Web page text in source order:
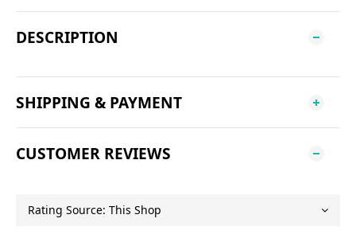
DESCRIPTION
SHIPPING & PAYMENT
CUSTOMER REVIEWS